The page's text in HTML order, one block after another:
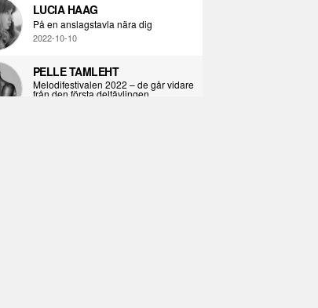
LUCIA HAAG
På en anslagstavla nära dig
2022-10-10
PELLE TAMLEHT
Melodifestivalen 2022 – de går vidare
från den första deltävlingen